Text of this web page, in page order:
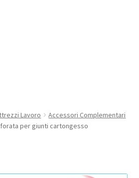
Lavoro
Accessori Complementari
per giunti cartongesso